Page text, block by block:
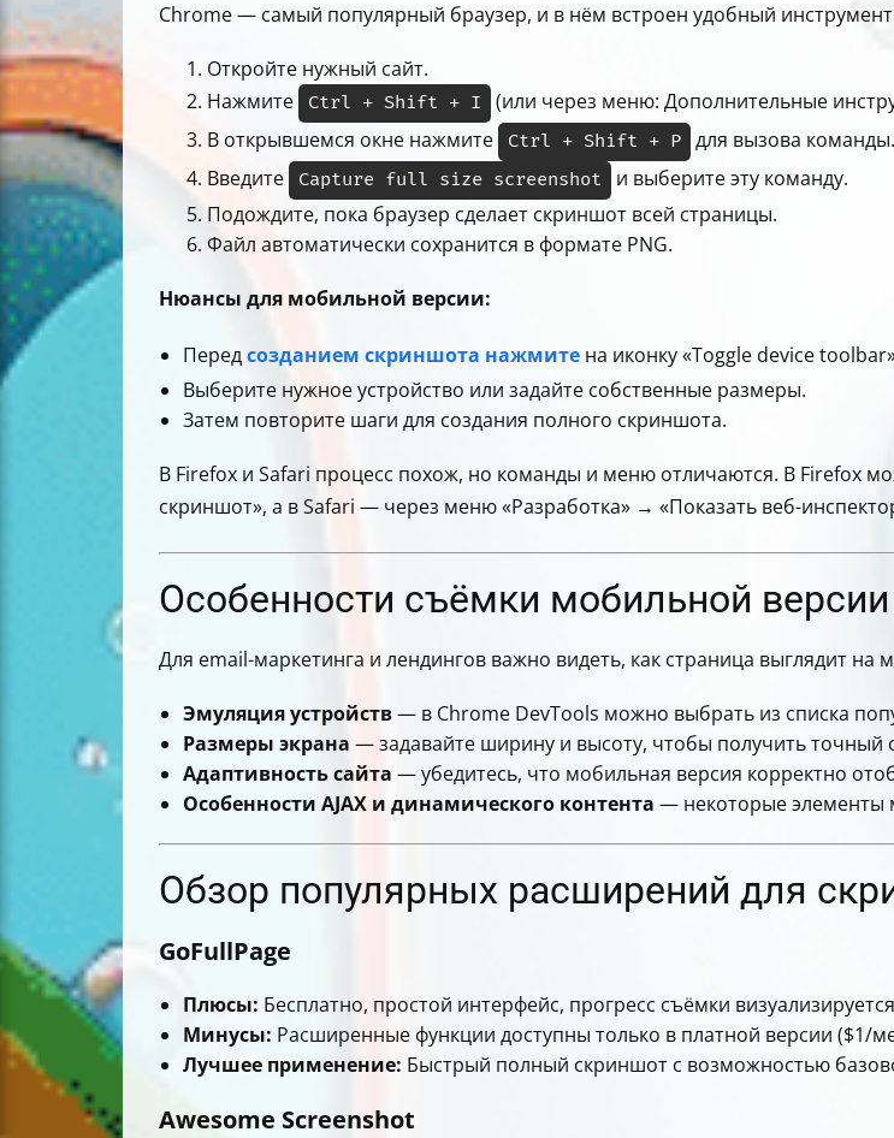
Chrome — самый популярный браузер, и в нём встроен удобный
Откройте нужный сайт.
Нажмите
Ctrl + Shift + I
(или через меню: Дополнительные
В открывшемся окне нажмите
Ctrl + Shift + P
для вызова команды.
Введите
Capture full size screenshot
и выберите эту команду.
Подождите, пока браузер сделает скриншот всей страницы.
Файл автоматически сохранится в формате PNG.
Нюансы для мобильной версии:
Передсозданием скриншота нажмите на иконку «Toggle device
Выберите нужное устройство или задайте собственные размеры.
Затем повторите шаги для создания полного скриншота.
В Firefox и Safari процесс похож, но команды и меню отличаются. В Firefox
скриншот», а в Safari — через меню «Разработка» → «Показать веб-
Особенности съёмки мобильной
Для email-маркетинга и лендингов важно видеть, как страница выглядит на
Эмуляция устройств— в Chrome DevTools можно выбрать из списка
Размеры экрана — задавайте ширину и высоту, чтобы получить точный
Адаптивность сайта — убедитесь, что мобильная версия корректно
Особенности AJAX и динамического контента — некоторые элементы
Обзор популярных расширений для
GoFullPage
Плюсы: Бесплатно, простой интерфейс, прогресс съёмки
Минусы: Расширенные функции доступны только в платной версии ($1/
Лучшее применение: Быстрый полный скриншот с возможностью
Awesome Screenshot